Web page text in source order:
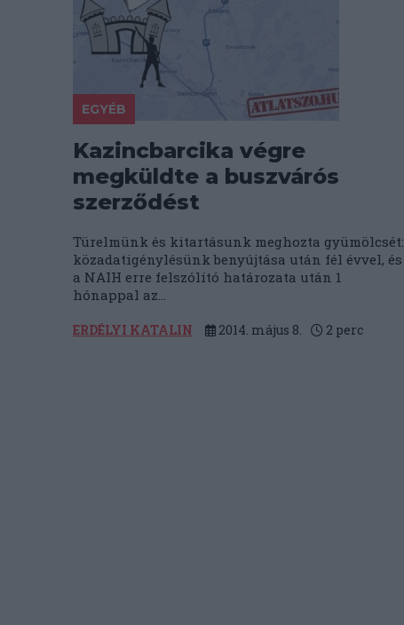
EGYÉB
Kazincbarcika végre
megküldte a buszvárós
szerződést
Türelmünk és kitartásunk meghozta gyümölcsét:
közadatigénylésünk benyújtása után fél évvel, és
a NAIH erre felszólító határozata után 1
hónappal az...
ERDÉLYI KATALIN 2014. május 8. 2 perc